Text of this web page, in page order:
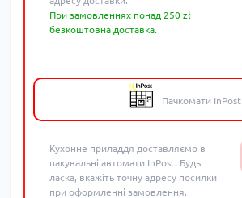
При замовленнях понад 250 zł
безкоштовна доставка.
Пачкомати InPost
Кухонне приладдя доставляємо в
пакувальні автомати InPost. Будь
ласка, вкажіть точну адресу посилки
при оформленні замовлення.